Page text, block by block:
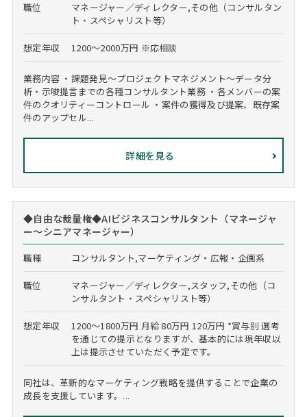
職位
マネージャー／ディレクター,その他（コンサルタン
ト・スペシャリスト等）
想定年収 1200～2000万円 ※応相談
業務内容 ・課題発見～プロジェクトマネジメント～データ分
析・示唆提言までの各種コンサルタント業務 ・各メンバーの案
件のクオリティーコントロール ・案件の獲得及び提案、既存案
件のアップセル...
詳細を見る
◆自由な裁量権◆AIビジネスコンサルタント（マネージャ
ー～シニアマネージャー）
職種 コンサルタント,マーケティング・広報・企画系
職位
マネージャー／ディレクター,スタッフ,その他（コ
ンサルタント・スペシャリスト等）
想定年収
1200～1800万円 月給 80万円 120万円 *賞与別 選考
を通じての提示となりますが、基本的には現年収以
上は提示させていただく予定です。
同社は、革新的なマーケティング戦略を提供することで企業の
成長を支援しています。...